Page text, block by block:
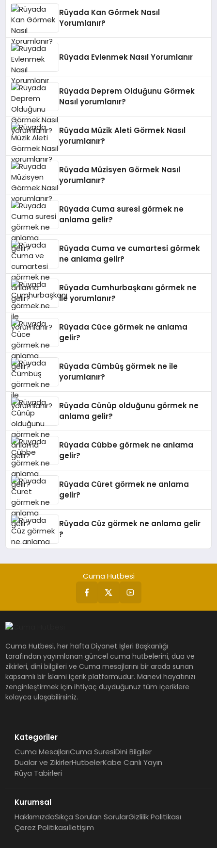
Rüyada Kan Görmek Nasıl
Yorumlanır?
Rüyada Evlenmek Nasıl Yorumlanır
Rüyada Deprem Olduğunu Görmek
Nasıl yorumlanır?
Rüyada Müzik Aleti Görmek Nasıl
yorumlanır?
Rüyada Müzisyen Görmek Nasıl
yorumlanır?
Rüyada Cuma suresi görmek ne
anlama gelir?
Rüyada Cuma ve cumartesi görmek
ne anlama gelir?
Rüyada Cumhurbaşkanı görmek ne
ile yorumlanır?
Rüyada Cüce görmek ne anlama
gelir?
Rüyada Cümbüş görmek ne ile
yorumlanır?
Rüyada Cünüp olduğunu görmek ne
anlama gelir?
Rüyada Cübbe görmek ne anlama
gelir?
Rüyada Cüret görmek ne anlama
gelir?
Rüyada Cüz görmek ne anlama gelir
?
Cuma Hutbesi
Cuma Hutbesi, her hafta Diyanet İşleri Başkanlığı
tarafından yayımlanan güncel cuma hutbelerini, dua ve
zikirleri, dini bilgileri ve Cuma mesajlarını bir arada sunan
kapsamlı bir İslami içerik platformudur. Manevi hayatınızı
zenginleştirmek için ihtiyaç duyduğunuz tüm içeriklere
kolayca ulaşabilirsiniz.
Kategoriler
Cuma MesajlarıCuma SuresiDini Bilgiler
Dualar ve ZikirlerHutbelerKabe Canlı Yayın
Rüya Tabirleri
Kurumsal
HakkımızdaSıkça Sorulan SorularGizlilik Politikası
Çerez Politikasıİletişim